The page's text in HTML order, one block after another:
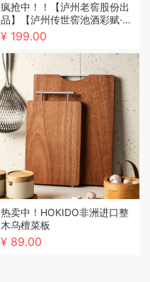
疯抢中！！【泸州老窖股份出
品】【泸州传世窖池酒彩赋·金
马生肖限定】红坛承佳酿 金马
l/坛/送礼盒装
¥ 199.00
热卖中！HOKIDO非洲进口整
木乌檀菜板
¥ 89.00